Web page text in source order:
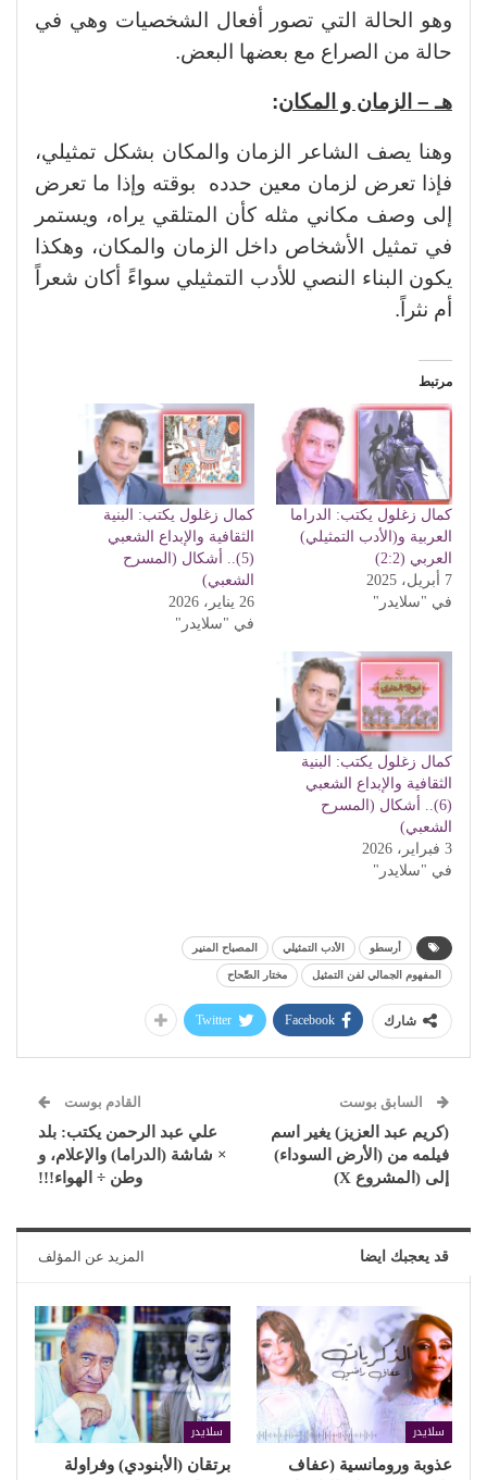
وهو الحالة التي تصور أفعال الشخصيات وهي في
حالة من الصراع مع بعضها البعض.
هـ – الزمان و المكان:
وهنا يصف الشاعر الزمان والمكان بشكل تمثيلي،
فإذا تعرض لزمان معين حدده بوقته وإذا ما تعرض
إلى وصف مكاني مثله كأن المتلقي يراه، ويستمر
في تمثيل الأشخاص داخل الزمان والمكان، وهكذا
يكون البناء النصي للأدب التمثيلي سواءً أكان شعراً
أم نثراً.
مرتبط
كمال زغلول يكتب: الدراما
العربية و(الأدب التمثيلي)
العربي (2:2)
7 أبريل، 2025
في "سلايدر"
كمال زغلول يكتب: البنية
الثقافية والإبداع الشعبي
(5).. أشكال (المسرح
الشعبي)
26 يناير، 2026
في "سلايدر"
كمال زغلول يكتب: البنية
الثقافية والإبداع الشعبي
(6).. أشكال (المسرح
الشعبي)
3 فبراير، 2026
في "سلايدر"
أرسطو الأدب التمثيلي المصباح المنير
المفهوم الجمالي لفن التمثيل مختار الصِّحاح
شارك Facebook
Twitter
السابق بوست
(كريم عبد العزيز) يغير اسم
فيلمه من (الأرض السوداء)
إلى (المشروع X)
القادم بوست
علي عبد الرحمن يكتب: بلد
× شاشة (الدراما) والإعلام، و
وطن ÷ الهواء!!!
قد يعجبك ايضا المزيد عن المؤلف
سلايدر
عذوبة ورومانسية (عفاف
سلايدر
برتقان (الأبنودي) وفراولة